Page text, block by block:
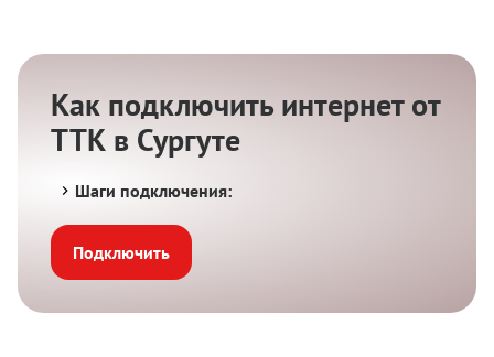
Как подключить интернет от
ТТК в Сургуте
Шаги подключения:
Подключить